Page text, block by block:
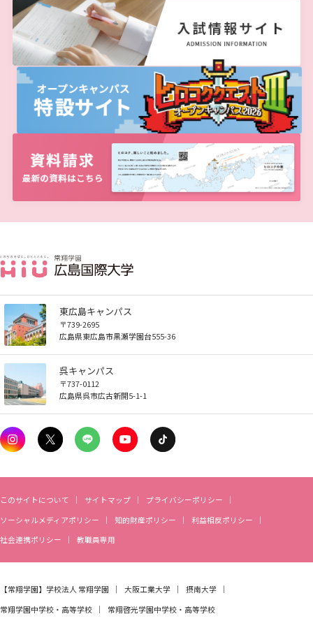
東広島キャンパス
〒739-2695
広島県東広島市黒瀬学園台555-36
呉キャンパス
〒737-0112
広島県呉市広古新開5-1-1
このサイトについて サイトマップ
プライバシーポリシー
ソーシャルメディアポリシー
知的財産ポリシー
利益相反ポリシー
社会連携ポリシー
教職員専用
【常翔学園】 学校法人 常翔学園 大阪工業大学
摂南大学
常翔学園中学校・高等学校
常翔啓光学園中学校・高等学校